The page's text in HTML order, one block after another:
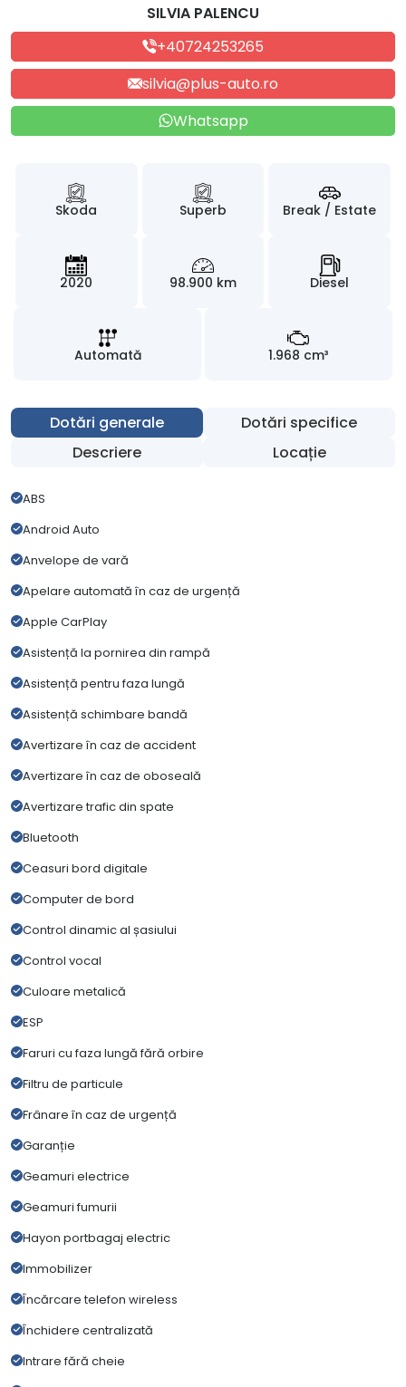
SILVIA PALENCU
+40724253265
silvia@plus-auto.ro
Whatsapp
Skoda Superb Break / Estate
2020 98.900 km Diesel
Automată 1.968 cm³
Dotări generale
Dotări specifice
Descriere
Locație
ABS
Android Auto
Anvelope de vară
Apelare automată în caz de urgență
Apple CarPlay
Asistență la pornirea din rampă
Asistență pentru faza lungă
Asistență schimbare bandă
Avertizare în caz de accident
Avertizare în caz de oboseală
Avertizare trafic din spate
Bluetooth
Ceasuri bord digitale
Computer de bord
Control dinamic al șasiului
Control vocal
Culoare metalică
ESP
Faruri cu faza lungă fără orbire
Filtru de particule
Frânare în caz de urgență
Garanție
Geamuri electrice
Geamuri fumurii
Hayon portbagaj electric
Immobilizer
Încărcare telefon wireless
Închidere centralizată
Intrare fără cheie